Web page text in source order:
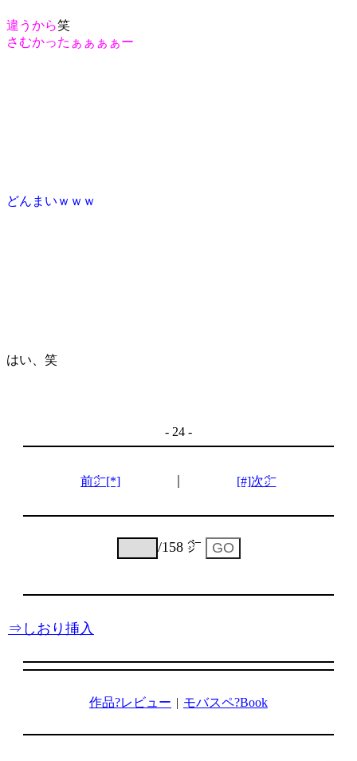
違うから笑
さむかったぁぁぁぁー
どんまいｗｗｗ
はい、笑
- 24 -
前㌻[*] [#]次㌻
/158 ㌻
⇒しおり挿入
作品?レビュー | モバスペ?Book